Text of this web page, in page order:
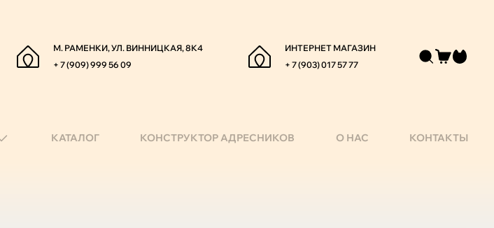
М. РАМЕНКИ, УЛ. ВИННИЦКАЯ, 8К4
+ 7 (909) 999 56 09
ИНТЕРНЕТ МАГАЗИН
+ 7 (903) 017 57 77
КАТАЛОГ КОНСТРУКТОР АДРЕСНИКОВ О НАС КОНТАКТЫ